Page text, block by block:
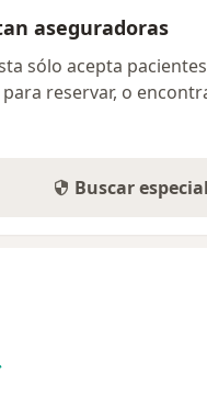
aseguradoras
sólo acepta
reservar, o
Buscar